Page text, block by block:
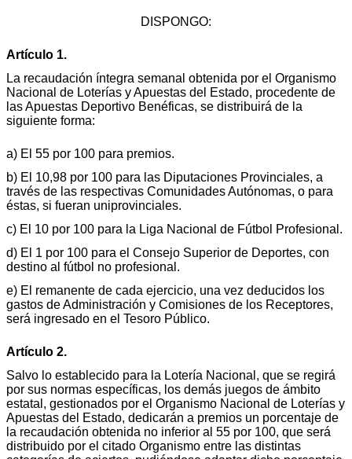
DISPONGO:
Artículo 1.
La recaudación íntegra semanal obtenida por el Organismo
Nacional de Loterías y Apuestas del Estado, procedente de
las Apuestas Deportivo Benéficas, se distribuirá de la
siguiente forma:
a) El 55 por 100 para premios.
b) El 10,98 por 100 para las Diputaciones Provinciales, a
través de las respectivas Comunidades Autónomas, o para
éstas, si fueran uniprovinciales.
c) El 10 por 100 para la Liga Nacional de Fútbol Profesional.
d) El 1 por 100 para el Consejo Superior de Deportes, con
destino al fútbol no profesional.
e) El remanente de cada ejercicio, una vez deducidos los
gastos de Administración y Comisiones de los Receptores,
será ingresado en el Tesoro Público.
Artículo 2.
Salvo lo establecido para la Lotería Nacional, que se regirá
por sus normas específicas, los demás juegos de ámbito
estatal, gestionados por el Organismo Nacional de Loterías y
Apuestas del Estado, dedicarán a premios un porcentaje de
la recaudación obtenida no inferior al 55 por 100, que será
distribuido por el citado Organismo entre las distintas